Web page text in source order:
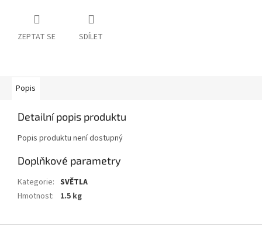
ZEPTAT SE SDÍLET
Popis
Detailní popis produktu
Popis produktu není dostupný
Doplňkové parametry
Kategorie: SVĚTLA
Hmotnost: 1.5 kg